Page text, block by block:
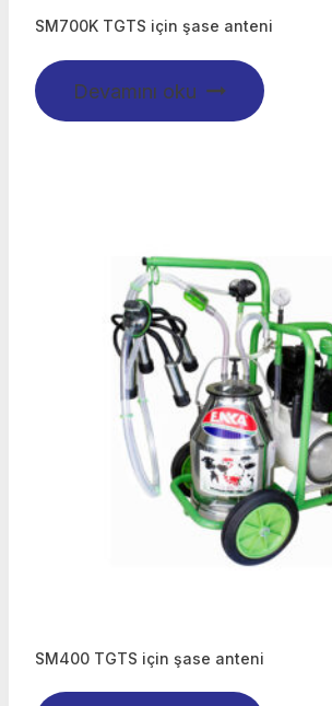
SM700K TGTS için şase anteni
Devamını oku
SM400 TGTS için şase anteni